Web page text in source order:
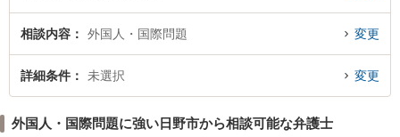
無料で外国人・国際問題を法律相談できる日野市内の弁護士に相談予約した
い』などでお困りの相談者さんにおすすめです。
相談内容 外国人・国際問題 変更
詳細条件 未選択 変更
外国人・国際問題に強い日野市から相談可能な弁護士